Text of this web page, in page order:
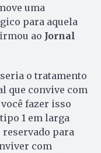
uma
para aquela
ao Jornal
o tratamento
que convive com
fazer isso
1 em larga
reservado para
com